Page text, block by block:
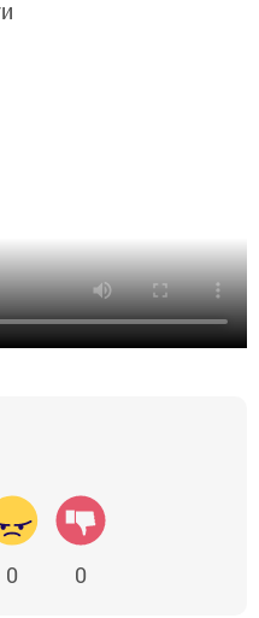
0 0